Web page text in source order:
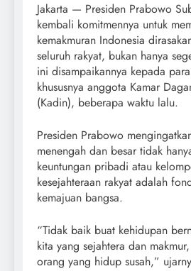
Jakarta — Presiden Prabowo
kembali komitmennya untuk
kemakmuran Indonesia
seluruh rakyat, bukan hanya
ini disampaikannya kepada
khususnya anggota Kamar
(Kadin), beberapa waktu lalu.
Presiden Prabowo
menengah dan besar tidak
keuntungan pribadi atau
kesejahteraan rakyat adalah
kemajuan bangsa.
“Tidak baik buat kehidupan
kita yang sejahtera dan
orang yang hidup susah,”